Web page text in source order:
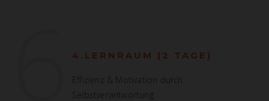
4.LERNRAUM (2 TAGE)
Effizienz & Motivation durch
Selbstverantwortung